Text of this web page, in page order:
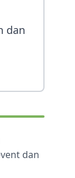
dan
dan